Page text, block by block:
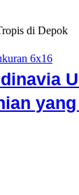
di Depok